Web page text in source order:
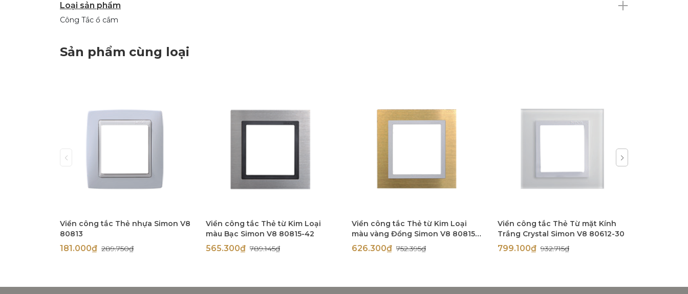
Loại sản phẩm
Công Tắc ổ cắm
Sản phẩm cùng loại
Viền công tắc Thẻ nhựa Simon V8
80813
181.000₫ 289.750₫
Viền công tắc Thẻ từ Kim Loại
màu Bạc Simon V8 80815-42
565.300₫ 789.145₫
Viền công tắc Thẻ từ Kim Loại
màu vàng Đồng Simon V8 80815-
48
626.300₫ 752.395₫
Viền công tắc Thẻ Từ mặt Kính
Trắng Crystal Simon V8 80612-30
799.100₫ 932.715₫